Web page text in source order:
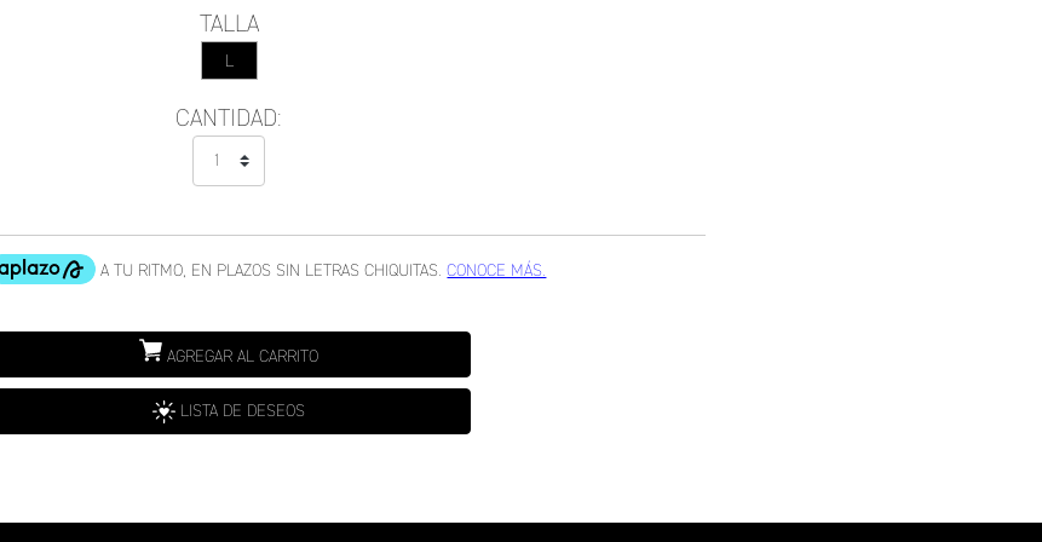
TALLA
L
CANTIDAD:
AGREGAR AL CARRITO
LISTA DE DESEOS